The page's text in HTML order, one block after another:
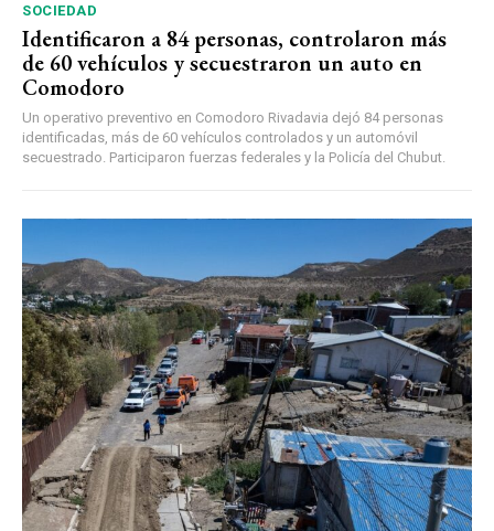
SOCIEDAD
Identificaron a 84 personas, controlaron más
de 60 vehículos y secuestraron un auto en
Comodoro
Un operativo preventivo en Comodoro Rivadavia dejó 84 personas
identificadas, más de 60 vehículos controlados y un automóvil
secuestrado. Participaron fuerzas federales y la Policía del Chubut.